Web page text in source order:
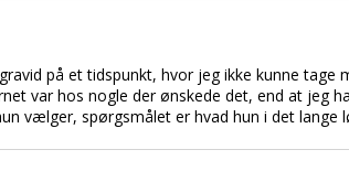
på et tidspunkt, hvor jeg ikke kunne tage
var hos nogle der ønskede det, end at jeg
vælger, spørgsmålet er hvad hun i det lange